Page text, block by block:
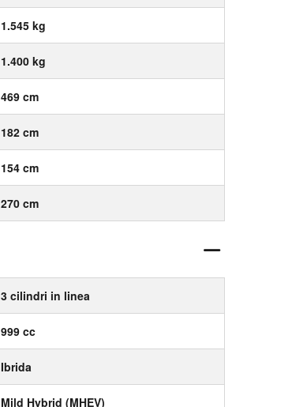
1.545 kg
1.400 kg
469 cm
182 cm
154 cm
270 cm
3 cilindri in linea
999 cc
Ibrida
Mild Hybrid (MHEV)